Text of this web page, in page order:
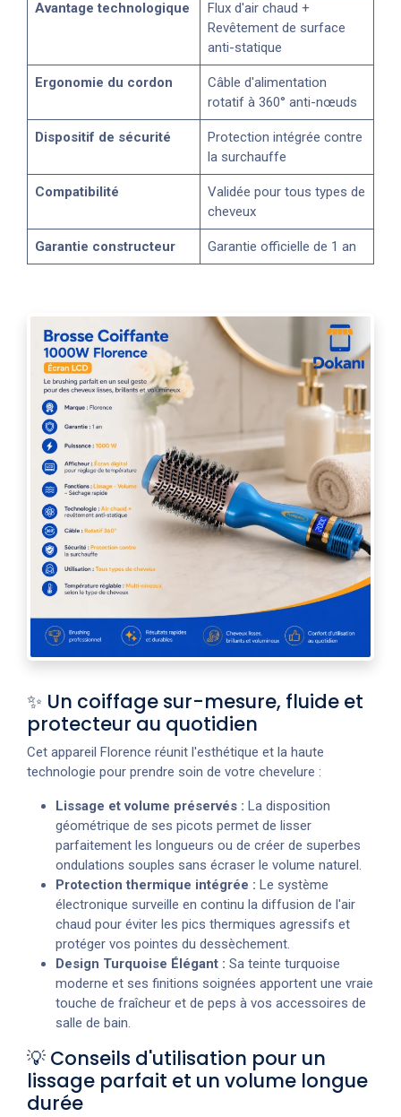
Avantage technologique
Flux d'air chaud +
Revêtement de surface
anti-statique
Ergonomie du cordon
Câble d'alimentation
rotatif à 360° anti-nœuds
Dispositif de sécurité
Protection intégrée contre
la surchauffe
Compatibilité
Validée pour tous types de
cheveux
Garantie constructeur Garantie officielle de 1 an
✨ Un coiffage sur-mesure, fluide et
protecteur au quotidien
Cet appareil Florence réunit l'esthétique et la haute
technologie pour prendre soin de votre chevelure :
Lissage et volume préservés : La disposition
géométrique de ses picots permet de lisser
parfaitement les longueurs ou de créer de superbes
ondulations souples sans écraser le volume naturel.
Protection thermique intégrée : Le système
électronique surveille en continu la diffusion de l'air
chaud pour éviter les pics thermiques agressifs et
protéger vos pointes du dessèchement.
Design Turquoise Élégant : Sa teinte turquoise
moderne et ses finitions soignées apportent une vraie
touche de fraîcheur et de peps à vos accessoires de
salle de bain.
💡 Conseils d'utilisation pour un
lissage parfait et un volume longue
durée